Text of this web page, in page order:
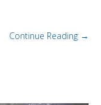
Continue Reading →